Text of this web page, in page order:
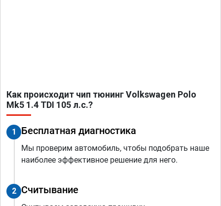
Как происходит чип тюнинг Volkswagen Polo
Mk5 1.4 TDI 105 л.с.?
1 Бесплатная диагностика
Мы проверим автомобиль, чтобы подобрать наше
наиболее эффективное решение для него.
2 Считывание